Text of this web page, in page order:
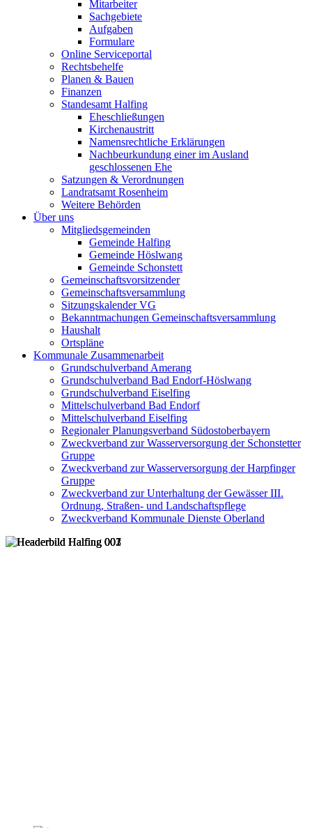
Mitarbeiter
Sachgebiete
Aufgaben
Formulare
Online Serviceportal
Rechtsbehelfe
Planen & Bauen
Finanzen
Standesamt Halfing
Eheschließungen
Kirchenaustritt
Namensrechtliche Erklärungen
Nachbeurkundung einer im Ausland
geschlossenen Ehe
Satzungen & Verordnungen
Landratsamt Rosenheim
Weitere Behörden
Über uns
Mitgliedsgemeinden
Gemeinde Halfing
Gemeinde Höslwang
Gemeinde Schonstett
Gemeinschaftsvorsitzender
Gemeinschaftsversammlung
Sitzungskalender VG
Bekanntmachungen Gemeinschaftsversammlung
Haushalt
Ortspläne
Kommunale Zusammenarbeit
Grundschulverband Amerang
Grundschulverband Bad Endorf-Höslwang
Grundschulverband Eiselfing
Mittelschulverband Bad Endorf
Mittelschulverband Eiselfing
Regionaler Planungsverband Südostoberbayern
Zweckverband zur Wasserversorgung der Schonstetter
Gruppe
Zweckverband zur Wasserversorgung der Harpfinger
Gruppe
Zweckverband zur Unterhaltung der Gewässer III.
Ordnung, Straßen- und Landschaftspflege
Zweckverband Kommunale Dienste Oberland